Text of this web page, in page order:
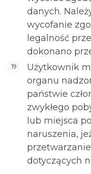
danych.
wycofanie
legalność
dokonano
Użytkownik
organu
państwie
zwykłego
lub miejsca
naruszenia,
dotyczących